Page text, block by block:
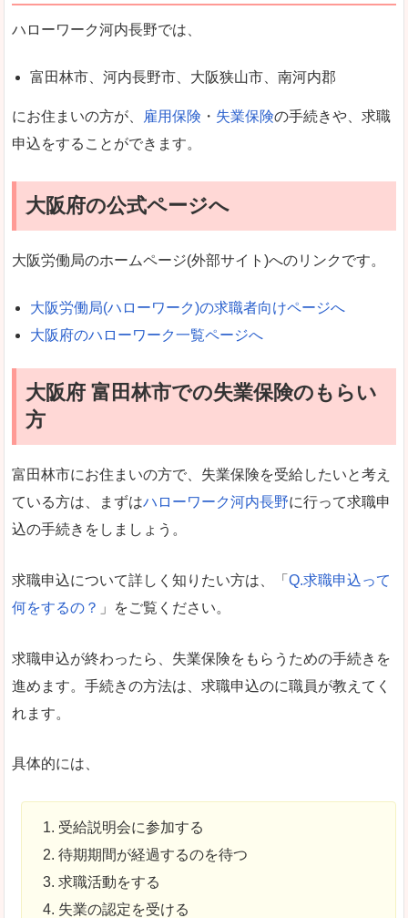
ハローワーク河内長野では、
富田林市、河内長野市、大阪狭山市、南河内郡
にお住まいの方が、 雇用保険 ・ 失業保険の手続きや、求職
申込をすることができます。
大阪府の公式ページへ
大阪労働局のホームページ(外部サイト)へのリンクです。
大阪労働局(ハローワーク)の求職者向けページへ
大阪府のハローワーク一覧ページへ
大阪府 富田林市での失業保険のもらい
方
富田林市にお住まいの方で、失業保険を受給したいと考え
ている方は、まずはハローワーク河内長野に行って求職申
込の手続きをしましょう。
求職申込について詳しく知りたい方は、「 Q.求職申込って
何をするの？ 」をご覧ください。
求職申込が終わったら、失業保険をもらうための手続きを
進めます。手続きの方法は、求職申込のに職員が教えてく
れます。
具体的には、
受給説明会に参加する
待期期間が経過するのを待つ
求職活動をする
失業の認定を受ける